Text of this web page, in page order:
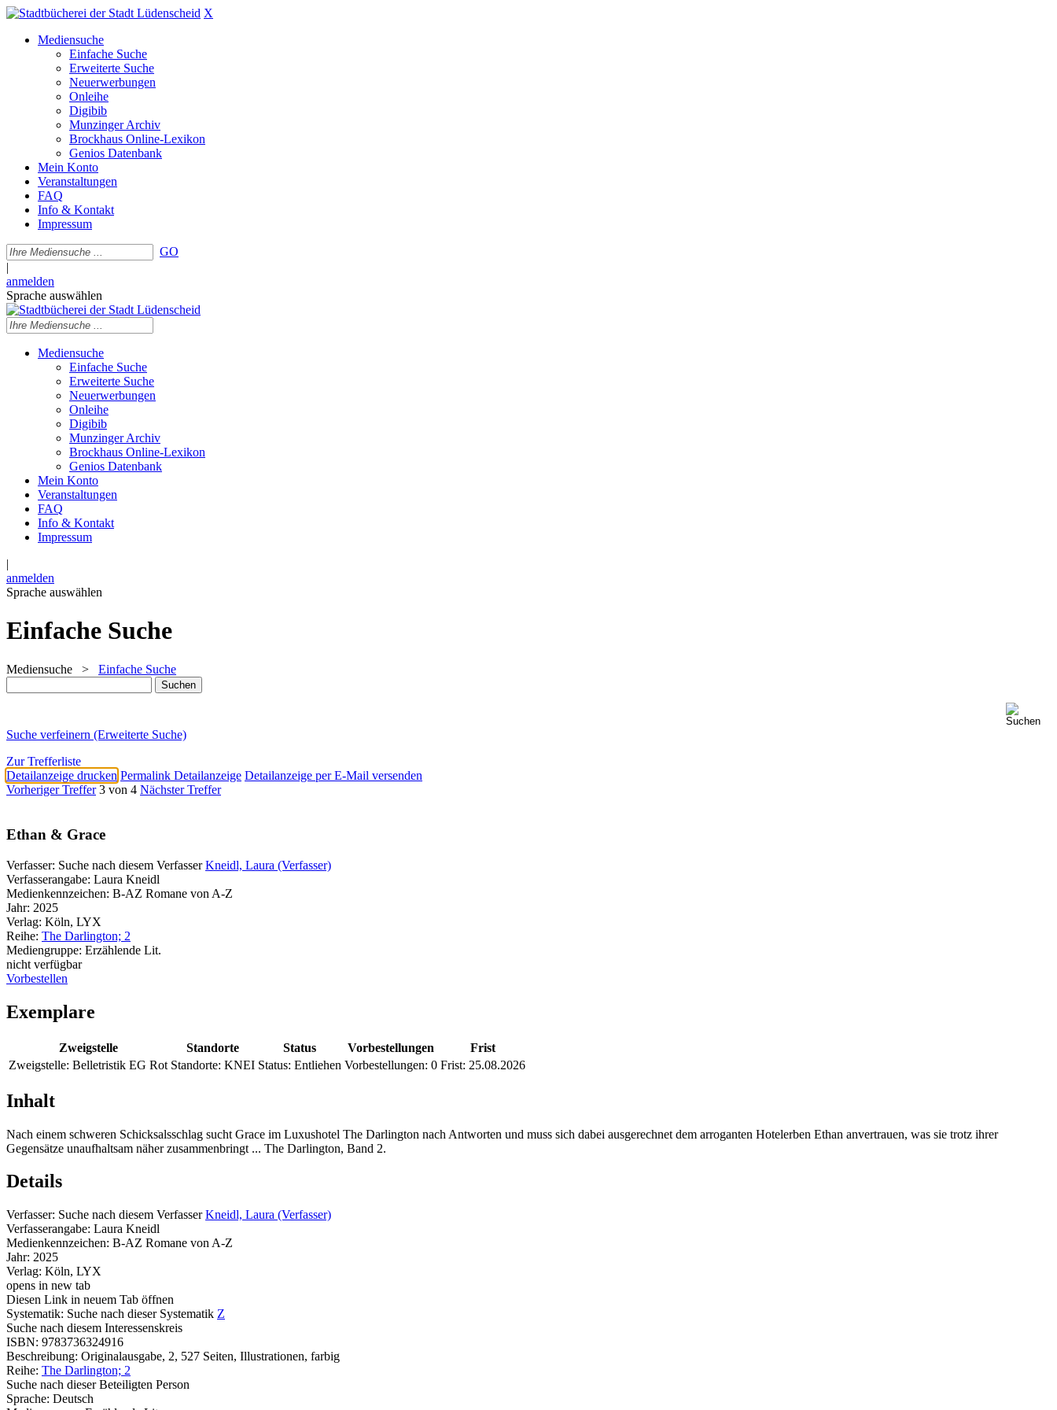
X
Mediensuche
Einfache Suche
Erweiterte Suche
Neuerwerbungen
Onleihe
Digibib
Munzinger Archiv
Brockhaus Online-Lexikon
Genios Datenbank
Mein Konto
Veranstaltungen
FAQ
Info & Kontakt
Impressum
GO
|
anmelden
Sprache auswählen
Mediensuche
Einfache Suche
Erweiterte Suche
Neuerwerbungen
Onleihe
Digibib
Munzinger Archiv
Brockhaus Online-Lexikon
Genios Datenbank
Mein Konto
Veranstaltungen
FAQ
Info & Kontakt
Impressum
|
anmelden
Sprache auswählen
Einfache Suche
Mediensuche > Einfache Suche
Suche verfeinern (Erweiterte Suche)
Zur Trefferliste
Detailanzeige drucken Permalink Detailanzeige Detailanzeige per E-Mail versenden
Vorheriger Treffer 3 von 4 Nächster Treffer
Ethan & Grace
Verfasser: Suche nach diesem Verfasser Kneidl, Laura (Verfasser)
Verfasserangabe: Laura Kneidl
Medienkennzeichen: B-AZ Romane von A-Z
Jahr: 2025
Verlag: Köln, LYX
Reihe: The Darlington; 2
Mediengruppe: Erzählende Lit.
nicht verfügbar
Vorbestellen
Exemplare
Zweigstelle Standorte Status Vorbestellungen
Frist
Zweigstelle: Belletristik EG Rot Standorte: KNEI Status: Entliehen Vorbestellungen: 0 Frist: 25.08.2026
Inhalt
Nach einem schweren Schicksalsschlag sucht Grace im Luxushotel The Darlington nach Antworten und muss sich dabei ausgerechnet dem arroganten Hotelerben Ethan anvertrauen, was sie trotz ihrer
Gegensätze unaufhaltsam näher zusammenbringt ... The Darlington, Band 2.
Details
Verfasser: Suche nach diesem Verfasser Kneidl, Laura (Verfasser)
Verfasserangabe: Laura Kneidl
Medienkennzeichen: B-AZ Romane von A-Z
Jahr: 2025
Verlag: Köln, LYX
opens in new tab
Diesen Link in neuem Tab öffnen
Systematik: Suche nach dieser Systematik Z
Suche nach diesem Interessenskreis
ISBN: 9783736324916
Beschreibung: Originalausgabe, 2, 527 Seiten, Illustrationen, farbig
Reihe: The Darlington; 2
Suche nach dieser Beteiligten Person
Sprache: Deutsch